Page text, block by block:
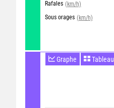
Rafales (km/h)
Sous orages (km/h)
Graphe Tableau